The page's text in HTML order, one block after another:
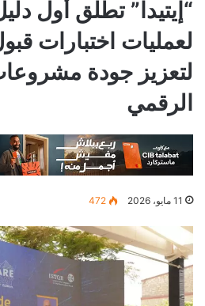
“إيتيدا” تطلق أول
لعمليات اختبارات
لتعزيز جودة
الرقمي
11 مايو، 2026 472